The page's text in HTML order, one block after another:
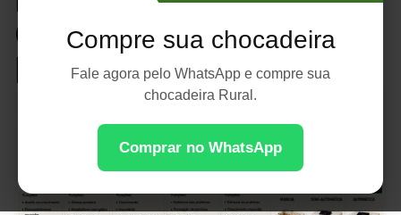
Compre sua chocadeira
Fale agora pelo WhatsApp e compre sua
chocadeira Rural.
Comprar no WhatsApp
Crescimento e
Produção